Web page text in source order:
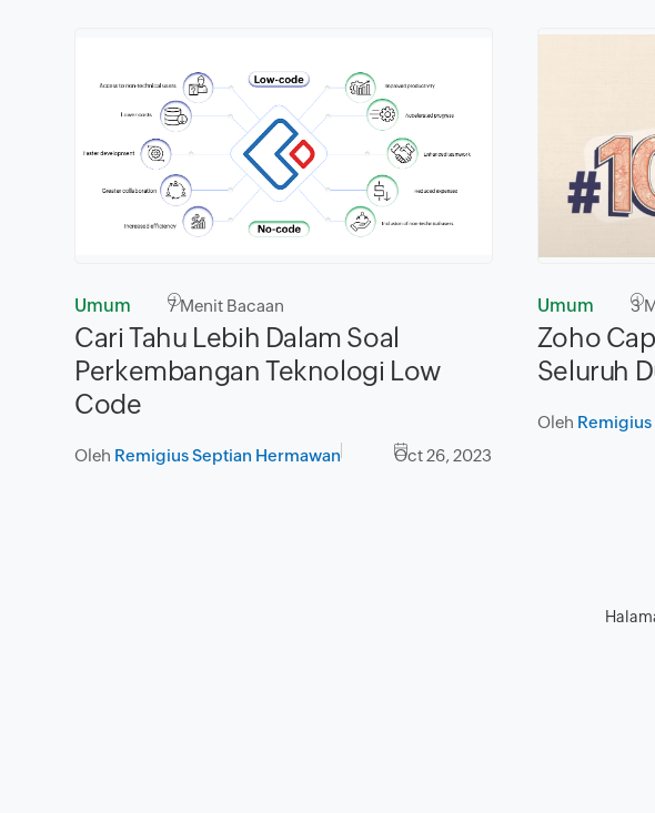
Umum 7Menit Bacaan
Cari Tahu Lebih Dalam Soal
Perkembangan Teknologi Low
Code
Oleh Remigius Septian Hermawan Oct 26, 2023
Umum 3
Zoho
Seluruh
Oleh